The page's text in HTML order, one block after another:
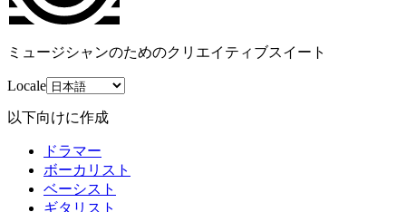
ミュージシャンのためのクリエイティブスイート
Locale
以下向けに作成
ドラマー
ボーカリスト
ベーシスト
ギタリスト